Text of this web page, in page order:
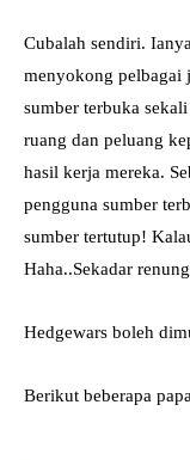
Cubalah sendiri.
menyokong pelbagai
sumber terbuka
ruang dan peluang
hasil kerja mereka.
pengguna sumber
sumber tertutup!
Haha..Sekadar
Hedgewars boleh
Berikut beberapa